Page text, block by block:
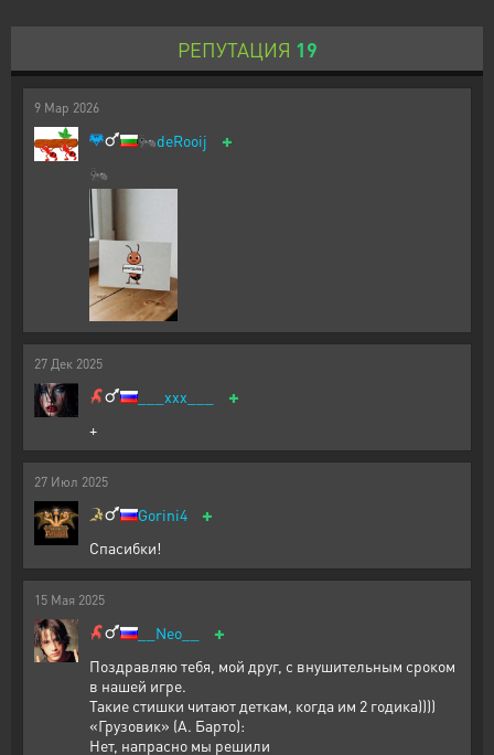
РЕПУТАЦИЯ 19
9 Мар 2026
🐜deRooij +
🐜
27 Дек 2025
___xxx___ +
+
27 Июл 2025
Gorini4 +
Спасибки!
15 Мая 2025
__Neo__ +
Поздравляю тебя, мой друг, с внушительным сроком
в нашей игре.
Такие стишки читают деткам, когда им 2 годика))))
«Грузовик» (А. Барто):
Нет, напрасно мы решили